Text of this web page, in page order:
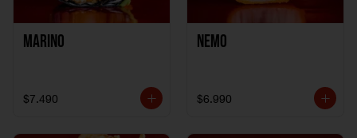
Marino
$7.490
Nemo
$6.990